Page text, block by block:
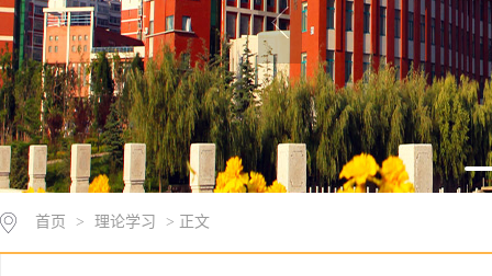
首页 > 理论学习 > 正文